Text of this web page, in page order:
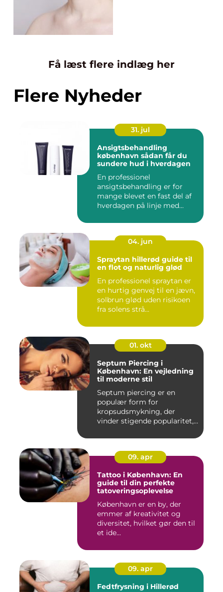
Få læst flere indlæg her
Flere Nyheder
31. jul
Ansigtsbehandling
københavn sådan får du
sundere hud i hverdagen
En professionel
ansigtsbehandling er for
mange blevet en fast del af
hverdagen på linje med
04. jun
Spraytan hillerød guide til
en flot og naturlig glød
En professionel spraytan er
en hurtig genvej til en jævn,
solbrun glød uden risikoen
fra solens strå...
01. okt
Septum Piercing i
København: En vejledning
til moderne stil
Septum piercing er en
populær form for
kropsudsmykning, der
vinder stigende popularitet,
09. apr
Tattoo i København: En
guide til din perfekte
tatoveringsoplevelse
København er en by, der
emmer af kreativitet og
diversitet, hvilket gør den til
et ide...
09. apr
Fedtfrysning i Hillerød